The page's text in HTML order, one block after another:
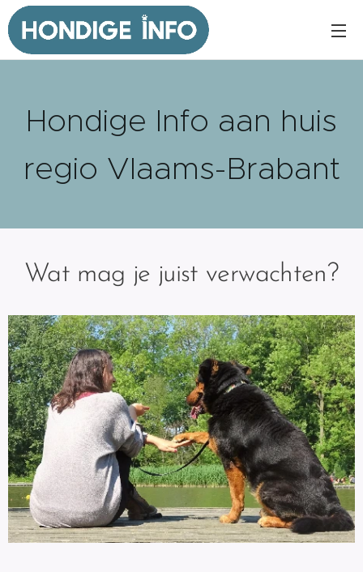
Hondige Info aan huis
regio Vlaams-Brabant
Wat mag je juist verwachten?